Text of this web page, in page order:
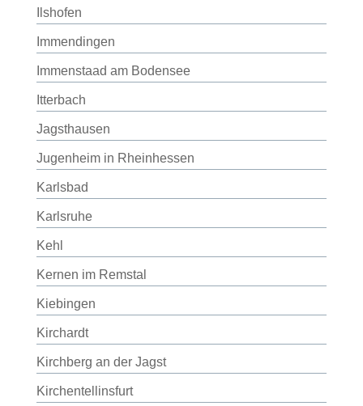
Ilshofen
Immendingen
Immenstaad am Bodensee
Itterbach
Jagsthausen
Jugenheim in Rheinhessen
Karlsbad
Karlsruhe
Kehl
Kernen im Remstal
Kiebingen
Kirchardt
Kirchberg an der Jagst
Kirchentellinsfurt